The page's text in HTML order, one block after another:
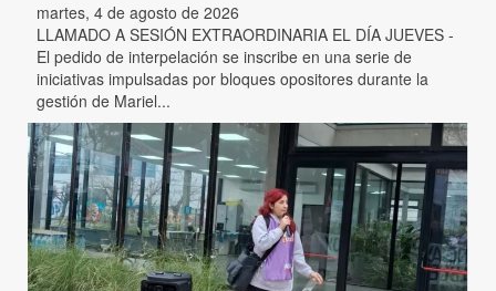
martes, 4 de agosto de 2026
LLAMADO A SESIÓN EXTRAORDINARIA EL DÍA JUEVES -
El pedido de interpelación se inscribe en una serie de
iniciativas impulsadas por bloques opositores durante la
gestión de Mariel...